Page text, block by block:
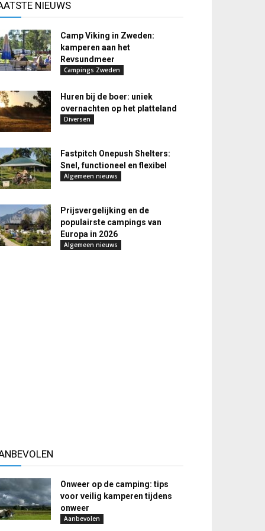
NIEUWS
Camp Viking in Zweden:
kamperen aan het
Revsundmeer
Campings Zweden
Huren bij de boer: uniek
overnachten op het platteland
Diversen
Fastpitch Onepush Shelters:
Snel, functioneel en flexibel
Algemeen nieuws
Prijsvergelijking en de
populairste campings van
Europa in 2026
Algemeen nieuws
Onweer op de camping: tips
voor veilig kamperen tijdens
onweer
Aanbevolen